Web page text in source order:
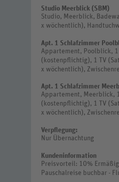
Studio Meerblick (SBM)
Studio, Meerblick,
x wöchentlich),
Apt. 1 Schlafzimmer
Appartement, Poolblick, 1
(kostenpflichtig), 1 TV
x wöchentlich),
Apt. 1 Schlafzimmer
Appartement, Meerblick,
(kostenpflichtig), 1 TV
x wöchentlich),
Verpflegung:
Nur Übernachtung
Kundeninformation
Preisvorteil: 10%
Pauschalreise buchbar -